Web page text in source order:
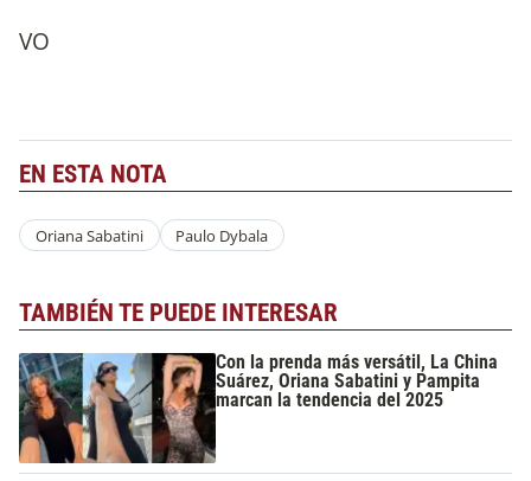
VO
EN ESTA NOTA
Oriana Sabatini Paulo Dybala
TAMBIÉN TE PUEDE INTERESAR
Con la prenda más versátil, La China
Suárez, Oriana Sabatini y Pampita
marcan la tendencia del 2025